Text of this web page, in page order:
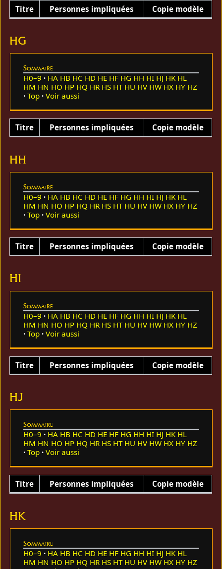
Titre Personnes impliquées Copie modèle
HG
Sommaire
H0–9 HA HB HC HD HE HF HG HH HI HJ HK HL
HM HN HO HP HQ HR HS HT HU HV HW HX HY HZ
Top
Voir aussi
Titre Personnes impliquées Copie modèle
HH
Sommaire
H0–9 HA HB HC HD HE HF HG HH HI HJ HK HL
HM HN HO HP HQ HR HS HT HU HV HW HX HY HZ
Top
Voir aussi
Titre Personnes impliquées Copie modèle
HI
Sommaire
H0–9 HA HB HC HD HE HF HG HH HI HJ HK HL
HM HN HO HP HQ HR HS HT HU HV HW HX HY HZ
Top
Voir aussi
Titre Personnes impliquées Copie modèle
HJ
Sommaire
H0–9 HA HB HC HD HE HF HG HH HI HJ HK HL
HM HN HO HP HQ HR HS HT HU HV HW HX HY HZ
Top
Voir aussi
Titre Personnes impliquées Copie modèle
HK
Sommaire
H0–9 HA HB HC HD HE HF HG HH HI HJ HK HL
HM HN HO HP HQ HR HS HT HU HV HW HX HY HZ